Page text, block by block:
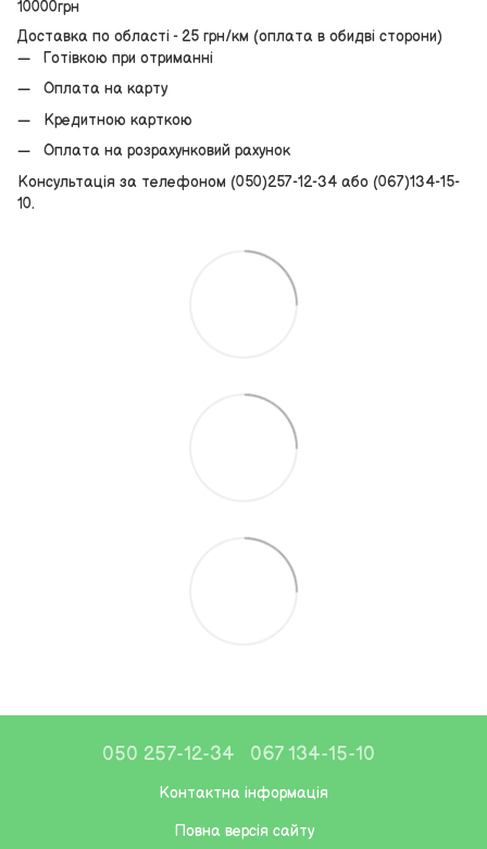
10000грн
Доставка по області - 25 грн/км (оплата в обидві сторони)
Готівкою при отриманні
Оплата на карту
Кредитною карткою
Оплата на розрахунковий рахунок
Консультація за телефоном (050)257-12-34 або (067)134-15-
10.
050 257-12-34 067 134-15-10
Контактна інформація
Повна версія сайту